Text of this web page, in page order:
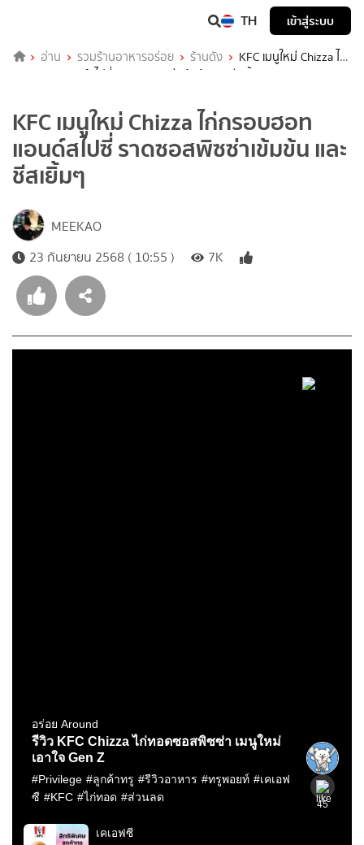
TH เข้าสู่ระบบ
อ่าน รวมร้านอาหารอร่อย ร้านดัง
KFC เมนูใหม่ Chizza ไก่
กรอบฮอทแอนด์สไปซี่ ราดซอสพิซซ่าเข้มข้น และชีสเยิ้มๆ
KFC เมนูใหม่ Chizza ไก่กรอบฮอท
แอนด์สไปซี่ ราดซอสพิซซ่าเข้มข้น และ
ชีสเยิ้มๆ
MEEKAO
23 กันยายน 2568 ( 10:55 )
7K